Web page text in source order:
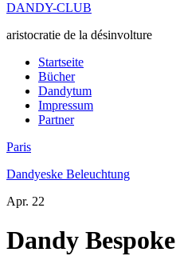
DANDY-CLUB
aristocratie de la désinvolture
Startseite
Bücher
Dandytum
Impressum
Partner
Paris
Dandyeske Beleuchtung
Apr. 22
Dandy Bespoke